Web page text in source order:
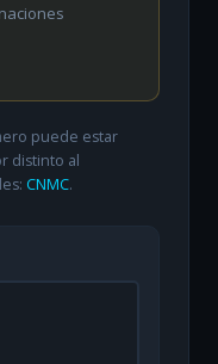
puede estar
distinto al
CNMC.